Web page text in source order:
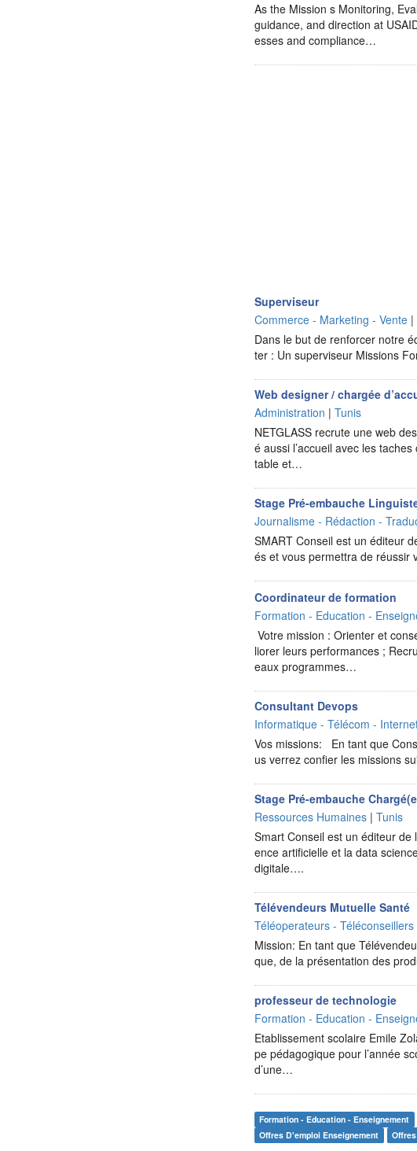
As the Mission s Monitoring,
guidance, and direction at
esses and compliance…
Superviseur
Commerce - Marketing - Vente |
Dans le but de renforcer notre
ter : Un superviseur Missions
Web designer / chargée
Administration |Tunis
NETGLASS recrute une web
é aussi l’accueil avec les
table et…
Stage Pré-embauche
Journalisme - Rédaction -
SMART Conseil est un éditeur
és et vous permettra de
Coordinateur de formation
Formation - Education -
Votre mission : Orienter et
liorer leurs performances ;
eaux programmes…
Consultant Devops
Informatique - Télécom -
Vos missions: En tant que
us verrez confier les missions
Stage Pré-embauche
Ressources Humaines |Tunis
Smart Conseil est un éditeur de
ence artificielle et la data
digitale….
Télévendeurs Mutuelle Santé
Téléoperateurs -
Mission: En tant que
que, de la présentation des
professeur de technologie
Formation - Education -
Etablissement scolaire Emile
pe pédagogique pour l’année
d’une…
Formation - Education - Enseignement
Offres D'emploi Enseignement